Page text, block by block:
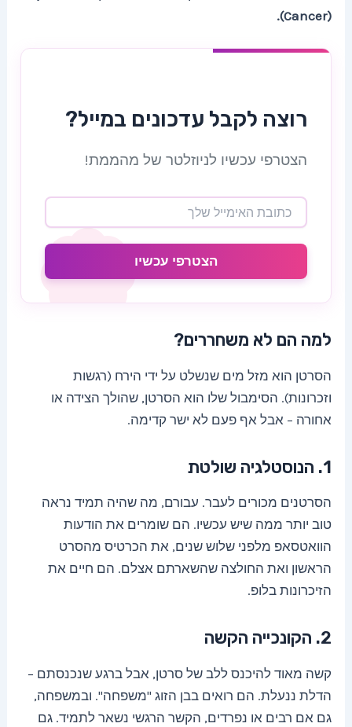
(Cancer).
רוצה לקבל עדכונים במייל?
הצטרפי עכשיו לניוזלטר של מהממת!
הצטרפי עכשיו
למה הם לא משחררים?
הסרטן הוא מזל מים שנשלט על ידי הירח (רגשות
וזכרונות). הסימבול שלו הוא הסרטן, שהולך הצידה או
אחורה – אבל אף פעם לא ישר קדימה.
1. הנוסטלגיה שולטת
הסרטנים מכורים לעבר. עבורם, מה שהיה תמיד נראה
טוב יותר ממה שיש עכשיו. הם שומרים את הודעות
הוואטסאפ מלפני שלוש שנים, את הכרטיס מהסרט
הראשון ואת החולצה שהשארתם אצלם. הם חיים את
הזיכרונות בלופ.
2. הקונכייה הקשה
קשה מאוד להיכנס ללב של סרטן, אבל ברגע שנכנסתם –
הדלת ננעלת. הם רואים בבן הזוג "משפחה". ובמשפחה,
גם אם רבים או נפרדים, הקשר הרגשי נשאר לתמיד. גם